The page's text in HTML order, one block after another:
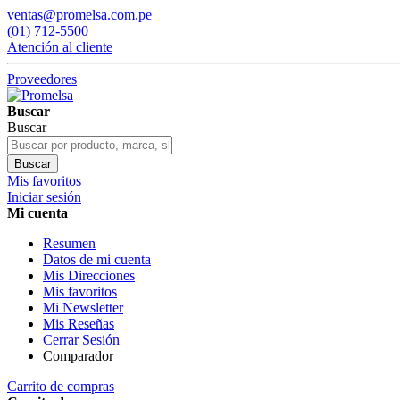
ventas@promelsa.com.pe
(01) 712-5500
Atención al cliente
Proveedores
Buscar
Buscar
Buscar
Mis favoritos
Iniciar sesión
Mi cuenta
Resumen
Datos de mi cuenta
Mis Direcciones
Mis favoritos
Mi Newsletter
Mis Reseñas
Cerrar Sesión
Comparador
Carrito de compras